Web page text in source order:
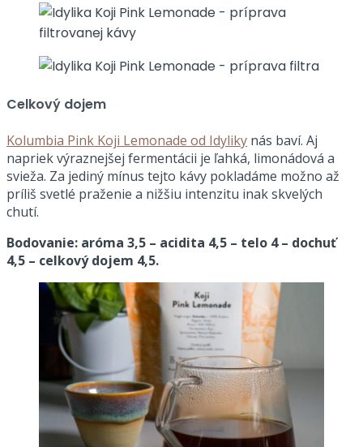
Celkový dojem
Kolumbia Pink Koji Lemonade od Idyliky nás baví. Aj
napriek výraznejšej fermentácii je ľahká, limonádová a
svieža. Za jediný mínus tejto kávy pokladáme možno až
príliš svetlé praženie a nižšiu intenzitu inak skvelých
chutí.
Bodovanie: aróma 3,5 – acidita 4,5 – telo 4 – dochuť
4,5 – celkový dojem 4,5.